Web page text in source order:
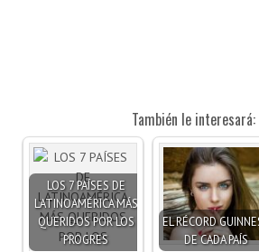
También le interesará:
LOS 7 PAÍSES DE
LATINOAMÉRICA MÁS
QUERIDOS POR LOS
PROGRES
EL RÉCORD
DE CADA PAÍS